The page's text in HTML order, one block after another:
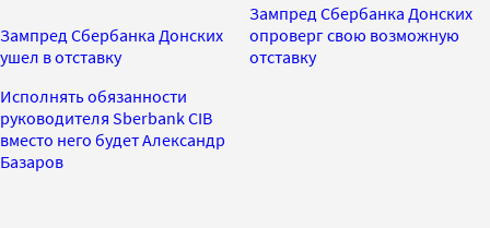
Зампред Сбербанка Донских
ушел в отставку
Исполнять обязанности
руководителя Sberbank CIB
вместо него будет Александр
Базаров
Зампред Сбербанка Донских
опроверг свою возможную
отставку